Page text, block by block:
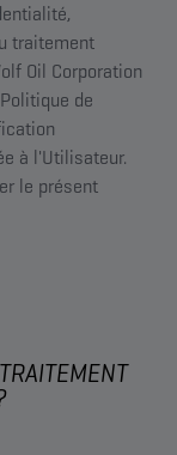
traitement
Oil Corporation
de
à l'Utilisateur.
le présent